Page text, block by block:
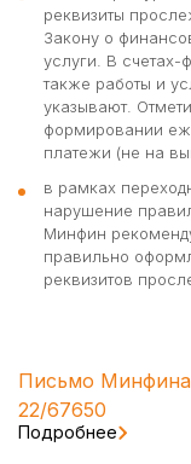
реквизиты
Закону о
услуги. В
также работы и
указывают.
формировании
платежи (не на
в рамках
нарушение
Минфин
правильно
реквизитов
Письмо Минфина
22/67650
Подробнее